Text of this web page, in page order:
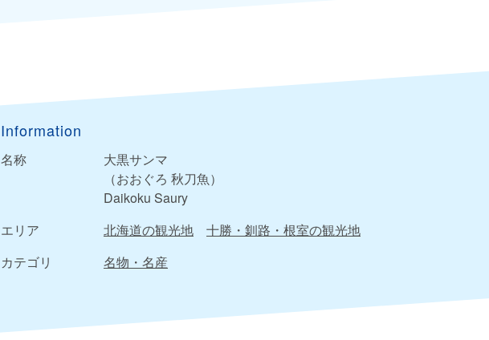
Information
名称
大黒サンマ
（おおぐろ 秋刀魚）
Daikoku Saury
エリア
北海道の観光地
十勝・釧路・根室の観光地
カテゴリ
名物・名産